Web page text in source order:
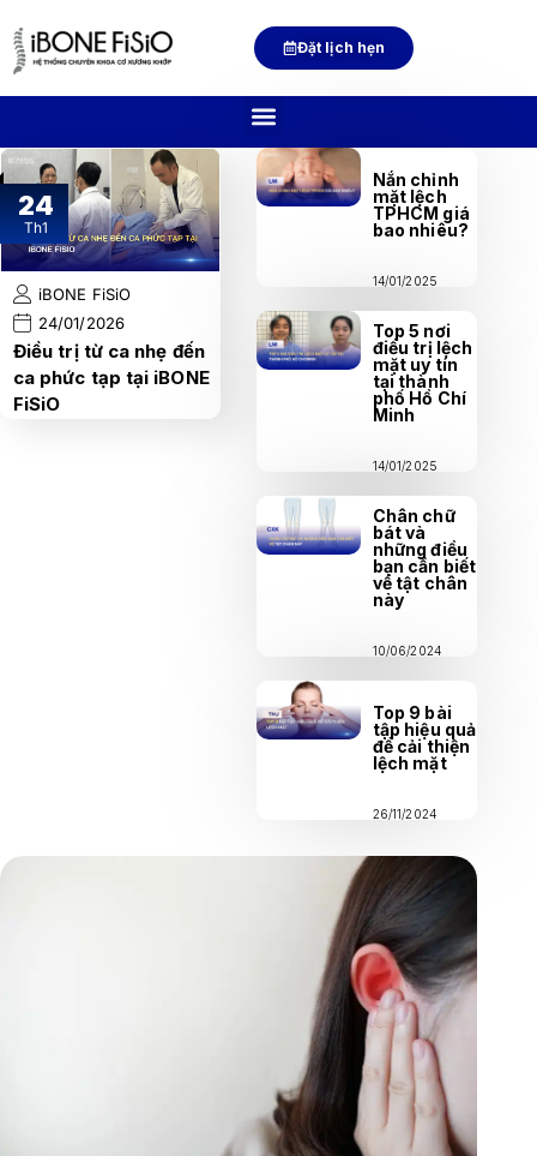
Đặt lịch hẹn
24
Th1
iBONE FiSiO
24/01/2026
Điều trị từ ca nhẹ đến
ca phức tạp tại iBONE
FiSiO
Nắn chỉnh
mặt lệch
TPHCM giá
bao nhiêu?
14/01/2025
Top 5 nơi
điều trị lệch
mặt uy tín
tại thành
phố Hồ Chí
Minh
14/01/2025
Chân chữ
bát và
những điều
bạn cần biết
về tật chân
này
10/06/2024
Top 9 bài
tập hiệu quả
để cải thiện
lệch mặt
26/11/2024